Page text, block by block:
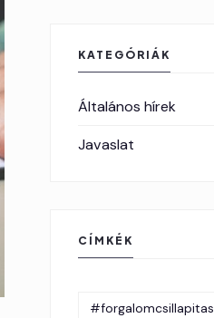
KATEGÓRIÁK
Általános hírek
Javaslat
CÍMKÉK
#forgalomcsillapitas